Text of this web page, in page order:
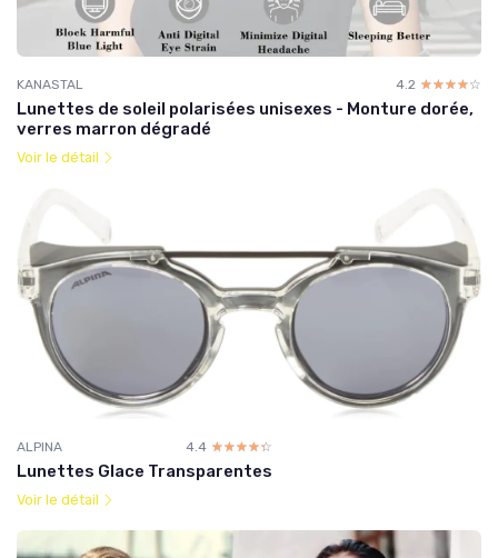
KANASTAL 4.2 ☆☆☆☆☆
★★★★★
Lunettes de soleil polarisées unisexes - Monture dorée,
verres marron dégradé
Voir le détail
ALPINA 4.4 ☆☆☆☆☆
★★★★★
Lunettes Glace Transparentes
Voir le détail